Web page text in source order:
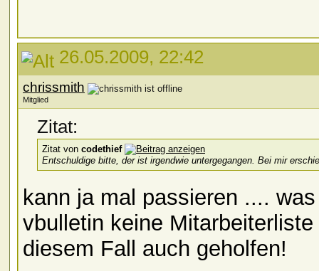
26.05.2009, 22:42
chrissmith
Mitglied
Zitat:
Zitat von codethief
Entschuldige bitte, der ist irgendwie untergegangen. Bei mir
kann ja mal passieren ....
vbulletin keine
diesem Fall auch geholfen!